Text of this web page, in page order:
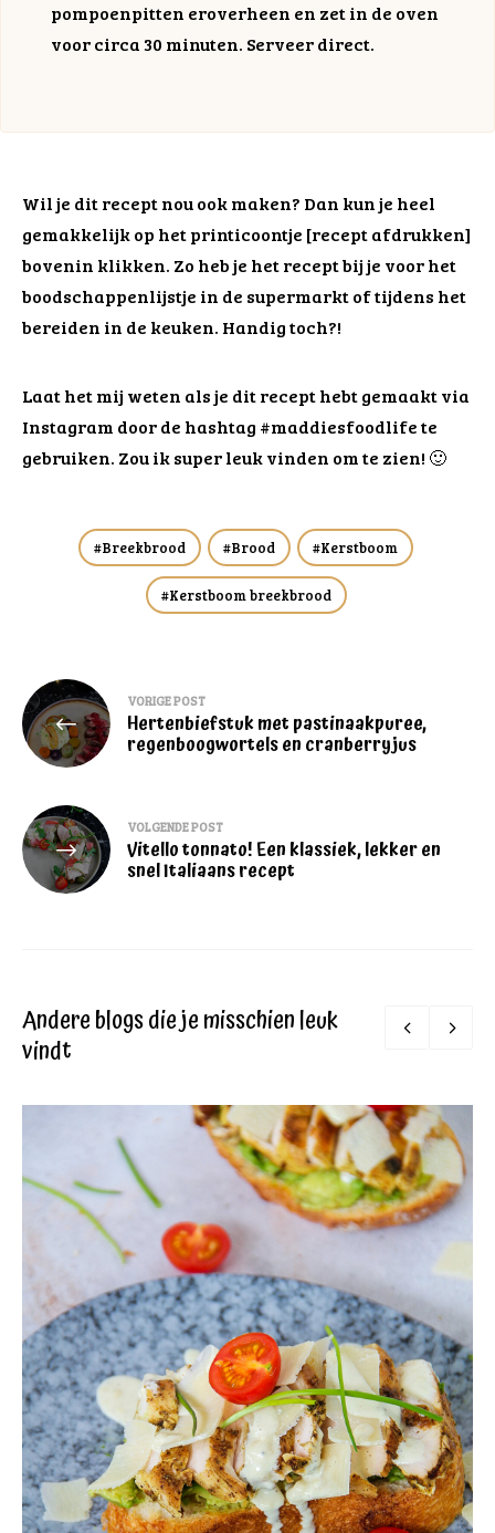
pompoenpitten eroverheen en zet in de oven
voor circa 30 minuten. Serveer direct.
Wil je dit recept nou ook maken? Dan kun je heel
gemakkelijk op het printicoontje [recept afdrukken]
bovenin klikken. Zo heb je het recept bij je voor het
boodschappenlijstje in de supermarkt of tijdens het
bereiden in de keuken. Handig toch?!
Laat het mij weten als je dit recept hebt gemaakt via
Instagram door de hashtag #maddiesfoodlife te
gebruiken. Zou ik super leuk vinden om te zien! 🙂
Breekbrood Brood Kerstboom
Kerstboom breekbrood
Bericht
navigatie
VORIGE POST
Hertenbiefstuk met pastinaakpuree,
regenboogwortels en cranberryjus
VOLGENDE POST
Vitello tonnato! Een klassiek, lekker en
snel Italiaans recept
Andere blogs die je misschien leuk
vindt